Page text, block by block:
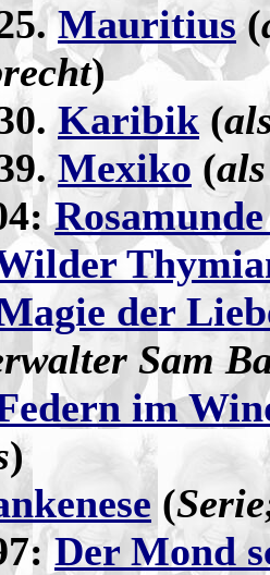
Mauritius(
)
Karibik (
Mexiko (
der
Sam
im
)
(
Der Mond